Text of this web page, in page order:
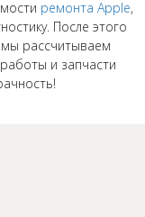
ремонта Apple,
После этого
рассчитываем
и запчасти